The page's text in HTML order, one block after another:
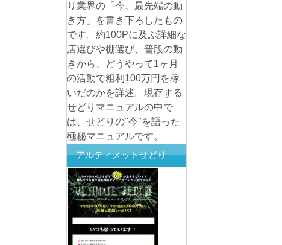
り業界の「今、最先端の動
き方」を書き下ろしたもの
です。約100Pに及ぶ詳細な
店選びや棚選び、普段の動
きから、どうやって1ヶ月
の活動で粗利100万円を稼
いだのかを詳述。現存する
せどりマニュアルの中で
は、せどりの"今"を語った
極秘マニュアルです。
アルティメットせどり